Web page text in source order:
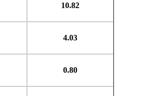
10.82
4.03
0.80